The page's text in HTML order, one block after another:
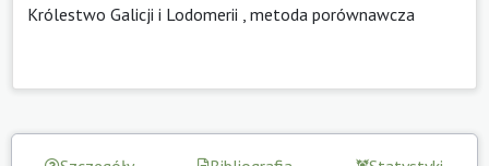
Królestwo Galicji i Lodomerii metoda porównawcza